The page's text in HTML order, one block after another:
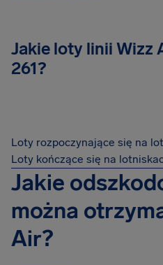
Jakie loty linii Wizz
261?
Loty rozpoczynające się na
Loty kończące się na
Jakie
można
Air?